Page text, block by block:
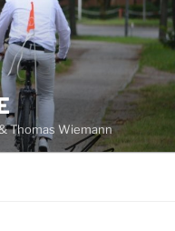
Thomas Wiemann